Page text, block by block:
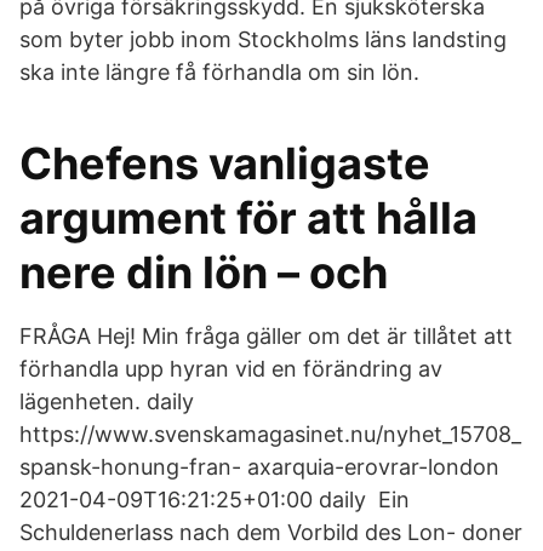
på övriga försäkringsskydd. En sjuksköterska
som byter jobb inom Stockholms läns landsting
ska inte längre få förhandla om sin lön.
Chefens vanligaste
argument för att hålla
nere din lön – och
FRÅGA Hej! Min fråga gäller om det är tillåtet att
förhandla upp hyran vid en förändring av
lägenheten. daily
https://www.svenskamagasinet.nu/nyhet_15708_
spansk-honung-fran- axarquia-erovrar-london
2021-04-09T16:21:25+01:00 daily Ein
Schuldenerlass nach dem Vorbild des Lon- doner